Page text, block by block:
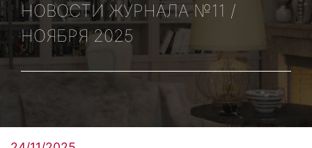
НОВОСТИ ЖУРНАЛА №11 /
НОЯБРЯ 2025